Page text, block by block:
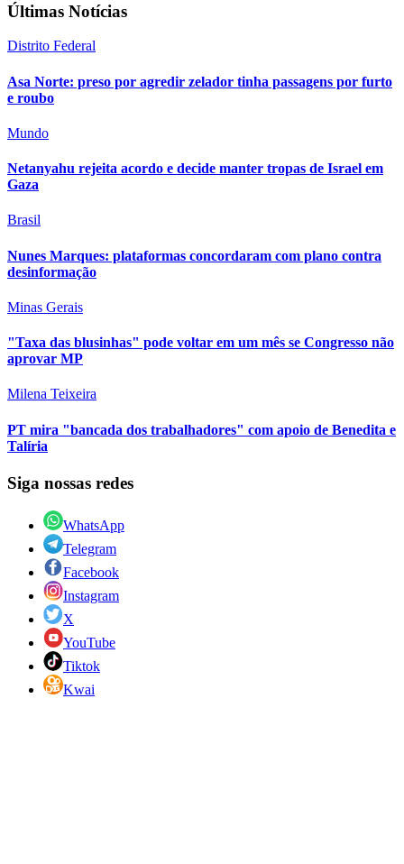
Últimas Notícias
Distrito Federal
Asa Norte: preso por agredir zelador tinha passagens por furto
e roubo
Mundo
Netanyahu rejeita acordo e decide manter tropas de Israel em
Gaza
Brasil
Nunes Marques: plataformas concordaram com plano contra
desinformação
Minas Gerais
"Taxa das blusinhas" pode voltar em um mês se Congresso não
aprovar MP
Milena Teixeira
PT mira "bancada dos trabalhadores" com apoio de Benedita e
Talíria
Siga nossas redes
WhatsApp
Telegram
Facebook
Instagram
X
YouTube
Tiktok
Kwai